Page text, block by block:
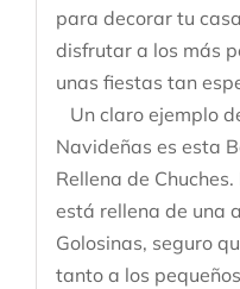
para decorar tu
disfrutar a los más
unas fiestas tan
Un claro ejemplo
Navideñas es esta
Rellena de
está rellena de una
Golosinas, seguro
tanto a los